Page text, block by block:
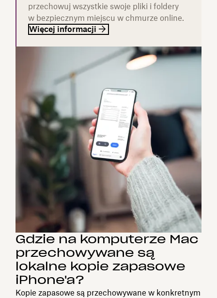
przechowuj wszystkie swoje pliki i foldery
w bezpiecznym miejscu w chmurze online.
Więcej informacji
Gdzie na komputerze Mac
przechowywane są
lokalne kopie zapasowe
iPhone'a?
Kopie zapasowe są przechowywane w konkretnym